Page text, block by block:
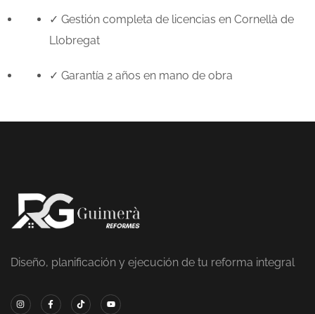
✓ Gestión completa de licencias en Cornellà de
Llobregat
✓ Garantía 2 años en mano de obra
Diseño, planificación y ejecución de tu reforma integral